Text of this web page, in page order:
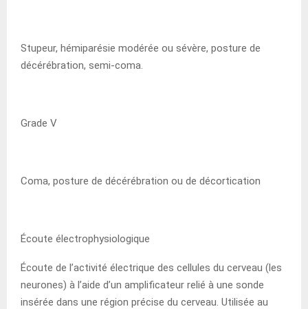
Stupeur, hémiparésie modérée ou sévère, posture de
décérébration, semi-coma.
Grade V
Coma, posture de décérébration ou de décortication
Écoute électrophysiologique
Écoute de l’activité électrique des cellules du cerveau (les
neurones) à l’aide d’un amplificateur relié à une sonde
insérée dans une région précise du cerveau. Utilisée au